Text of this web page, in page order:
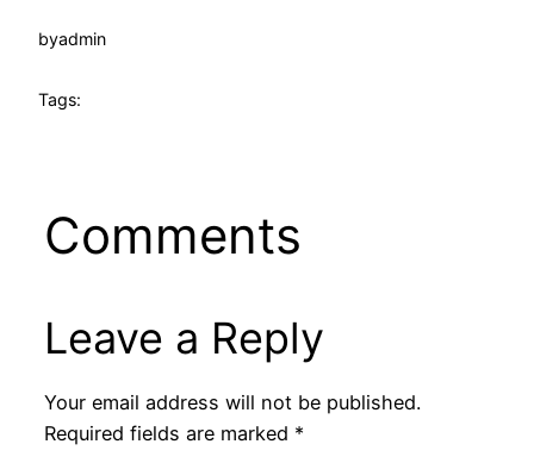
byadmin
Tags:
Comments
Leave a Reply
Your email address will not be published.
Required fields are marked *